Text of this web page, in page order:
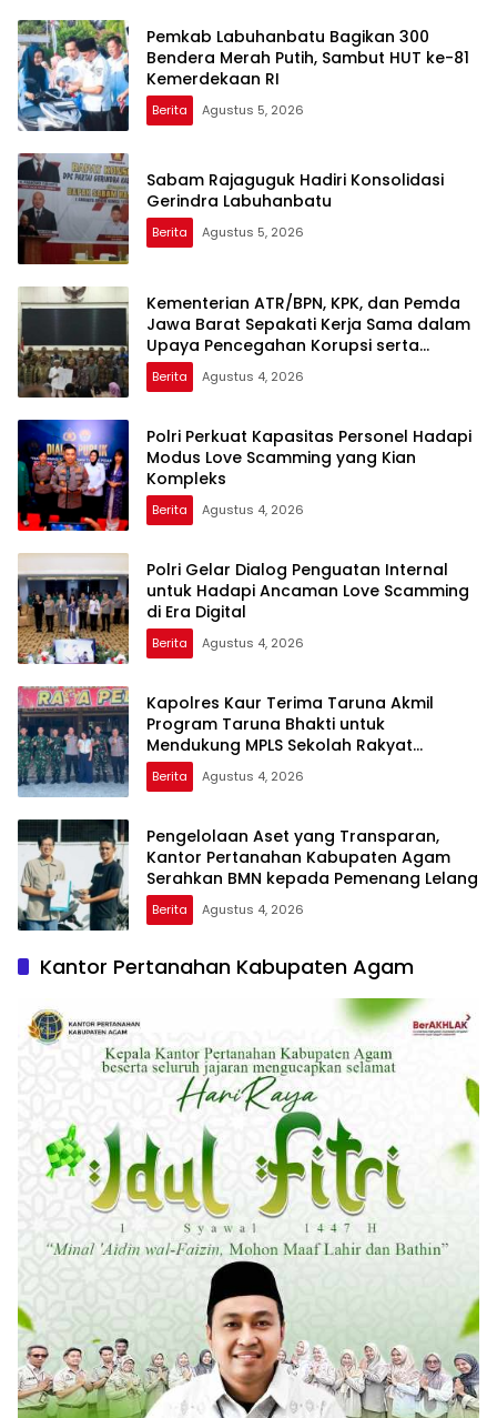
Pemkab Labuhanbatu Bagikan 300
Bendera Merah Putih, Sambut HUT ke-81
Kemerdekaan RI
Berita Agustus 5, 2026
Sabam Rajaguguk Hadiri Konsolidasi
Gerindra Labuhanbatu
Berita Agustus 5, 2026
Kementerian ATR/BPN, KPK, dan Pemda
Jawa Barat Sepakati Kerja Sama dalam
Upaya Pencegahan Korupsi serta
Penguatan Ekonomi Daerah
Berita Agustus 4, 2026
Polri Perkuat Kapasitas Personel Hadapi
Modus Love Scamming yang Kian
Kompleks
Berita Agustus 4, 2026
Polri Gelar Dialog Penguatan Internal
untuk Hadapi Ancaman Love Scamming
di Era Digital
Berita Agustus 4, 2026
Kapolres Kaur Terima Taruna Akmil
Program Taruna Bhakti untuk
Mendukung MPLS Sekolah Rakyat
Kabupaten Kaur
Berita Agustus 4, 2026
Pengelolaan Aset yang Transparan,
Kantor Pertanahan Kabupaten Agam
Serahkan BMN kepada Pemenang Lelang
Berita Agustus 4, 2026
Kantor Pertanahan Kabupaten Agam